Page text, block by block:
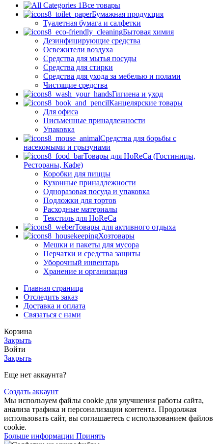
Все товары
Бумажная продукция
Туалетная бумага и салфетки
Бытовая химия
Дезинфицирующие средства
Освежители воздуха
Средства для мытья посуды
Средства для стирки
Средства для ухода за мебелью и полами
Чистящие средства
Гигиена и уход
Канцелярские товары
Для офиса
Письменные принадлежности
Упаковка
Средства для борьбы с
насекомыми и грызунами
Товары для HoReCa (Гостиницы,
Рестораны, Кафе)
Коробки для пиццы
Кухонные принадлежности
Одноразовая посуда и упаковка
Подложки для тортов
Расходные материалы
Текстиль для HoReCa
Товары для активного отдыха
Хозтовары
Мешки и пакеты для мусора
Перчатки и средства защиты
Уборочный инвентарь
Хранение и организация
Главная страница
Отследить заказ
Доставка и оплата
Связаться с нами
Корзина
Закрыть
Войти
Закрыть
Еще нет аккаунта?
Создать аккаунт
Мы используем файлы cookie для улучшения работы сайта,
анализа трафика и персонализации контента. Продолжая
использовать сайт, вы соглашаетесь с использованием файлов
cookie.
Больше информации Больше
Принять